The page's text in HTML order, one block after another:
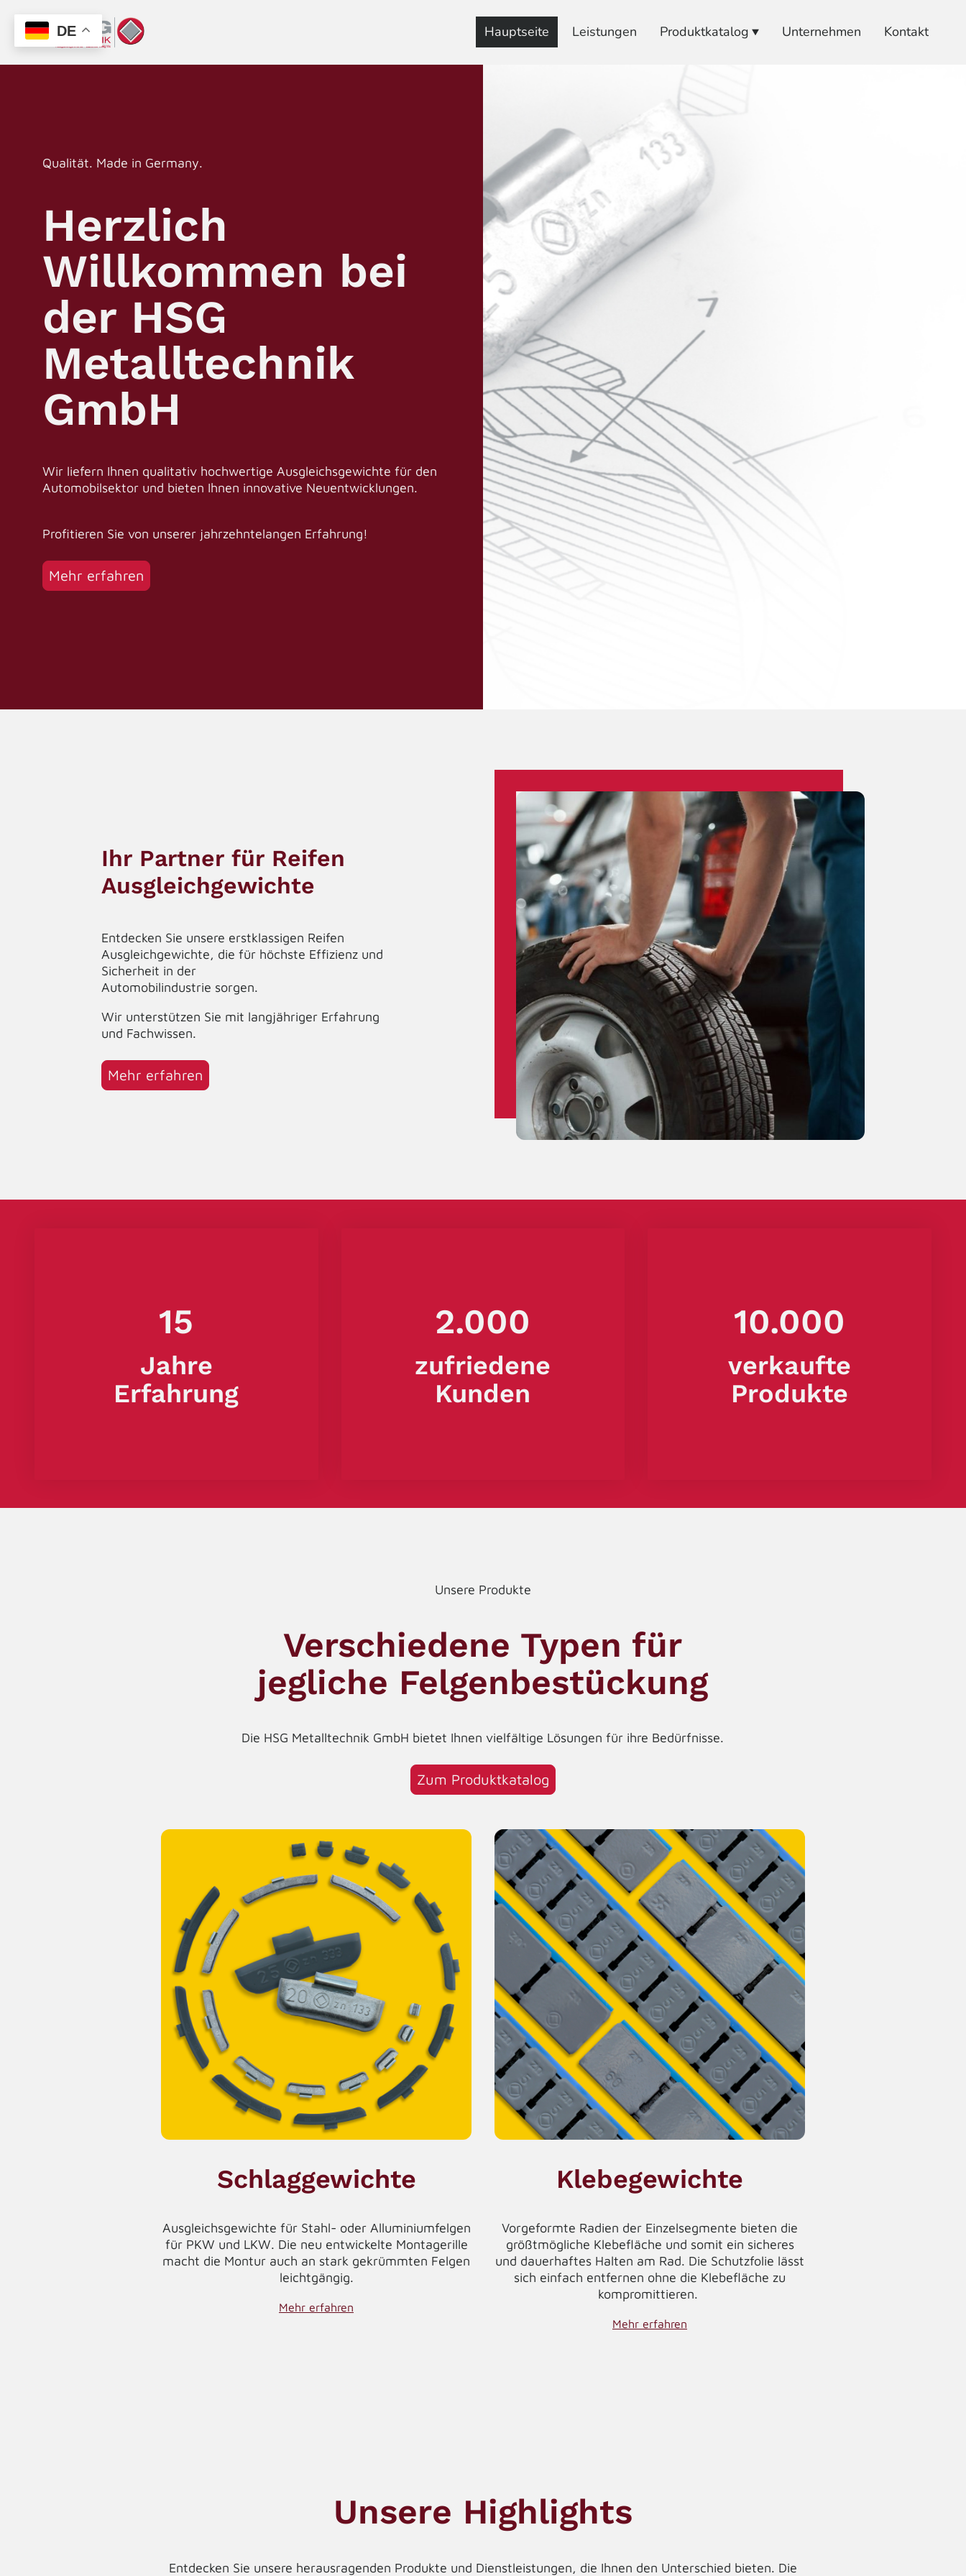
Hauptseite Leistungen Produktkatalog Unternehmen Kontakt
Qualität. Made in Germany.
Herzlich
Willkommen bei
der HSG
Metalltechnik
GmbH
Wir liefern Ihnen qualitativ hochwertige Ausgleichsgewichte für den
Automobilsektor und bieten Ihnen innovative Neuentwicklungen.
Profitieren Sie von unserer jahrzehntelangen Erfahrung!
Mehr erfahren
Ihr Partner für Reifen
Ausgleichgewichte
Entdecken Sie unsere erstklassigen Reifen
Ausgleichgewichte, die für höchste Effizienz und
Sicherheit in der
Automobilindustrie sorgen.
Wir unterstützen Sie mit langjähriger Erfahrung
und Fachwissen.
Mehr erfahren
15
Jahre
Erfahrung
2.000
zufriedene
Kunden
10.000
verkaufte
Produkte
Unsere Produkte
Verschiedene Typen für
jegliche Felgenbestückung
Die HSG Metalltechnik GmbH bietet Ihnen vielfältige Lösungen für ihre Bedürfnisse.
Zum Produktkatalog
Schlaggewichte
Ausgleichsgewichte für Stahl- oder Alluminiumfelgen
für PKW und LKW. Die neu entwickelte Montagerille
macht die Montur auch an stark gekrümmten Felgen
leichtgängig.
Mehr erfahren
Klebegewichte
Vorgeformte Radien der Einzelsegmente bieten die
größtmögliche Klebefläche und somit ein sicheres
und dauerhaftes Halten am Rad. Die Schutzfolie lässt
sich einfach entfernen ohne die Klebefläche zu
kompromittieren.
Mehr erfahren
Unsere Highlights
Entdecken Sie unsere herausragenden Produkte und Dienstleistungen, die Ihnen den Unterschied bieten. Die
DE